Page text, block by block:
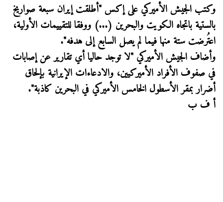
وكتب الجيش الأميركي على إكس "أطلقت إيران سبعة صواريخ
بالستية باتجاه الكويت والبحرين (...) ووفقا للتقييمات الأولية،
اعتُرضت ستة منها فيما لم يصل السابع إلى هدفه".
وأضاف الجيش الأميركي "لا توجد حاليا أي تقارير عن إصابات
في صفوف الأفراد الأميركيين، والادعاءات الإيرانية بإلحاق
أضرار بمقر الأسطول الخامس الأميركي في البحرين كاذبة".
أ ف ب